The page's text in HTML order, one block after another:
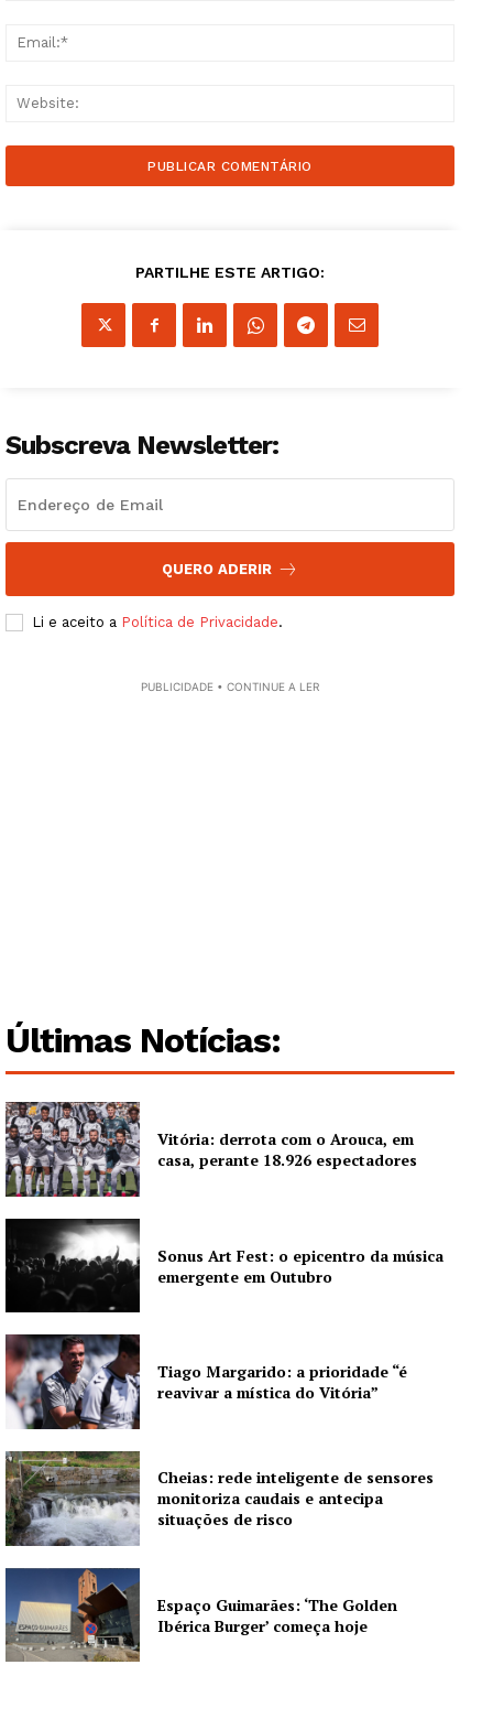
Institucional
Edição Digital
Grande Entrevista
PARTILHE ESTE ARTIGO:
Subscreva Newsletter:
QUERO ADERIR
Li e aceito a Política de Privacidade.
PUBLICIDADE • CONTINUE A LER
Últimas Notícias:
Vitória: derrota com o Arouca, em
casa, perante 18.926 espectadores
Sonus Art Fest: o epicentro da música
emergente em Outubro
Tiago Margarido: a prioridade “é
reavivar a mística do Vitória”
Cheias: rede inteligente de sensores
monitoriza caudais e antecipa
situações de risco
Espaço Guimarães: ‘The Golden
Ibérica Burger’ começa hoje